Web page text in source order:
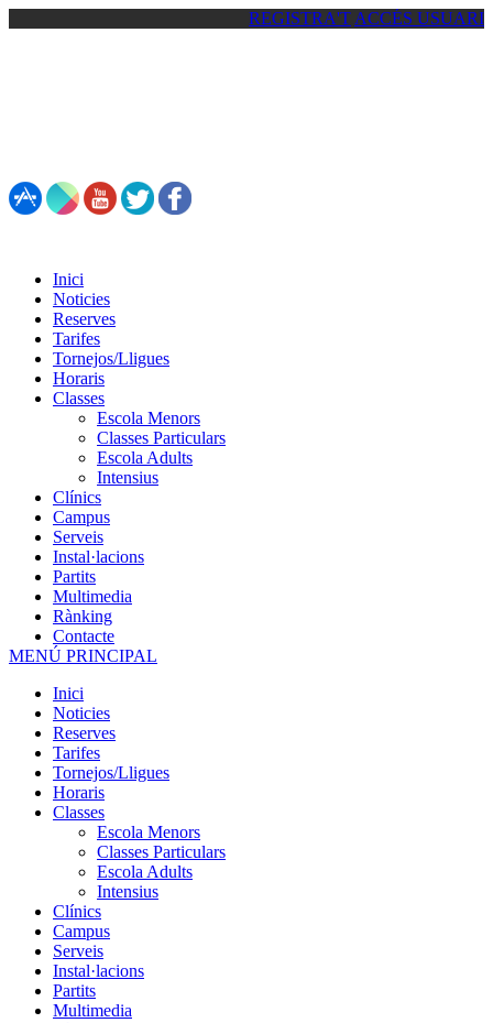
REGISTRA'T ACCÉS USUARI
Inici
Noticies
Reserves
Tarifes
Tornejos/Lligues
Horaris
Classes
Escola Menors
Classes Particulars
Escola Adults
Intensius
Clínics
Campus
Serveis
Instal·lacions
Partits
Multimedia
Rànking
Contacte
MENÚ PRINCIPAL
Inici
Noticies
Reserves
Tarifes
Tornejos/Lligues
Horaris
Classes
Escola Menors
Classes Particulars
Escola Adults
Intensius
Clínics
Campus
Serveis
Instal·lacions
Partits
Multimedia